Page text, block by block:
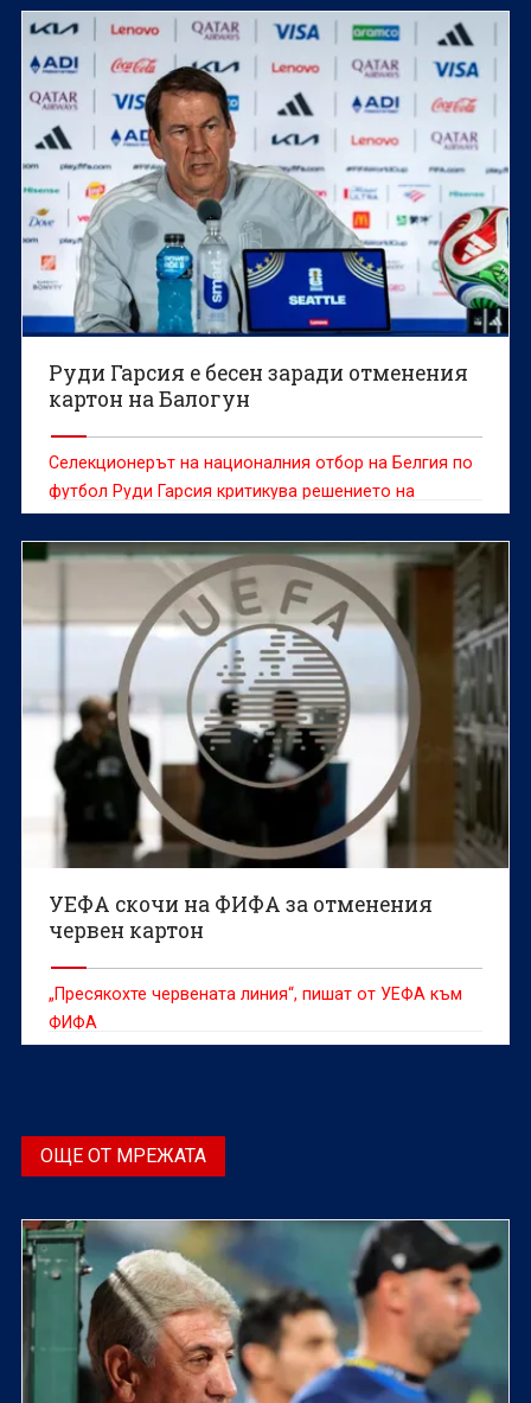
ще може да играе срещу Белгия в 1/8-финалите на
Мондиал 2026
Руди Гарсия е бесен заради отменения
картон на Балогун
Селекционерът на националния отбор на Белгия по
футбол Руди Гарсия критикува решението на
международната футболна централа ФИФА да
отмени наказанието заради червен картон на
нападателя на САЩ Фоларин Балогун, заявявайки,
че безпрецедентният ход е в разрез с духа на
играта
УЕФА скочи на ФИФА за отменения
червен картон
„Пресякохте червената линия“, пишат от УЕФА към
ФИФА
ОЩЕ ОТ МРЕЖАТА